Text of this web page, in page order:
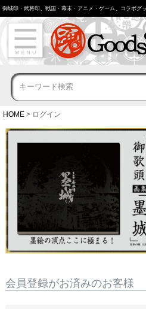
御城印・武将印、戦国・幕末・アニメ・ゲーム、コラボグ
HOME ログイン
会員登録がお済みのお客様